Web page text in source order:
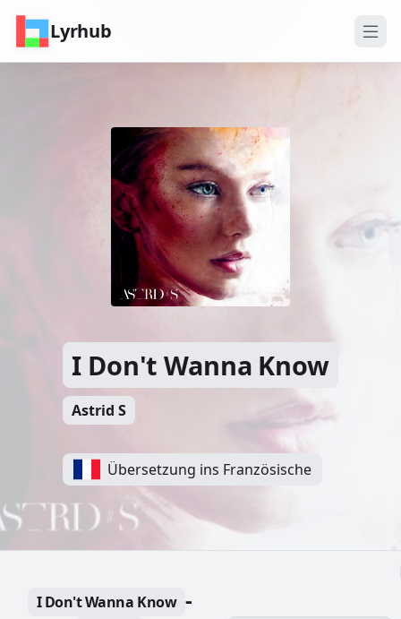
Lyrhub
I Don't Wanna Know
Astrid S
Übersetzung ins Französische
I Don't Wanna Know -